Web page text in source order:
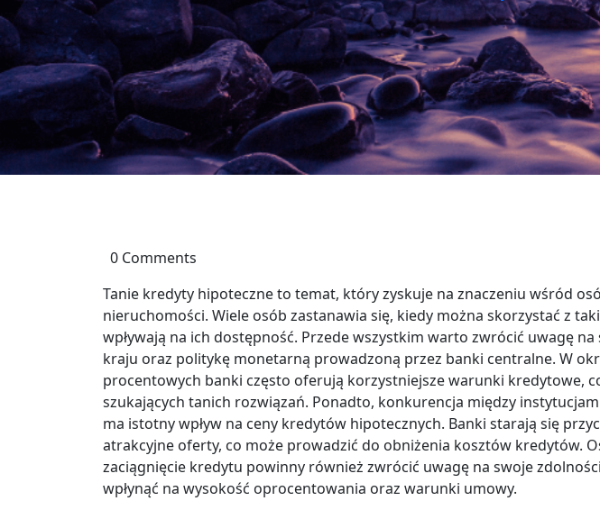
0 Comments
Tanie kredyty hipoteczne to temat, który zyskuje na znaczeniu wśród
nieruchomości. Wiele osób zastanawia się, kiedy można skorzystać z
wpływają na ich dostępność. Przede wszystkim warto zwrócić uwagę
kraju oraz politykę monetarną prowadzoną przez banki centralne. W
procentowych banki często oferują korzystniejsze warunki kredytowe,
szukających tanich rozwiązań. Ponadto, konkurencja między
ma istotny wpływ na ceny kredytów hipotecznych. Banki starają się
atrakcyjne oferty, co może prowadzić do obniżenia kosztów kredytów.
zaciągnięcie kredytu powinny również zwrócić uwagę na swoje
wpłynąć na wysokość oprocentowania oraz warunki umowy.